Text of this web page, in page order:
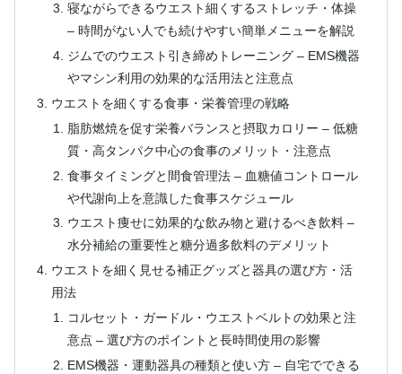
寝ながらできるウエスト細くするストレッチ・体操
– 時間がない人でも続けやすい簡単メニューを解説
ジムでのウエスト引き締めトレーニング – EMS機器
やマシン利用の効果的な活用法と注意点
ウエストを細くする食事・栄養管理の戦略
脂肪燃焼を促す栄養バランスと摂取カロリー – 低糖
質・高タンパク中心の食事のメリット・注意点
食事タイミングと間食管理法 – 血糖値コントロール
や代謝向上を意識した食事スケジュール
ウエスト痩せに効果的な飲み物と避けるべき飲料 –
水分補給の重要性と糖分過多飲料のデメリット
ウエストを細く見せる補正グッズと器具の選び方・活
用法
コルセット・ガードル・ウエストベルトの効果と注
意点 – 選び方のポイントと長時間使用の影響
EMS機器・運動器具の種類と使い方 – 自宅でできる